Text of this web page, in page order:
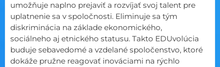
umožňuje naplno prejaviť a rozvíjať svoj talent pre
uplatnenie sa v spoločnosti. Eliminuje sa tým
diskriminácia na základe ekonomického,
sociálneho aj etnického statusu. Takto EDUvolúcia
buduje sebavedomé a vzdelané spoločenstvo, ktoré
dokáže pružne reagovať inováciami na rýchlo